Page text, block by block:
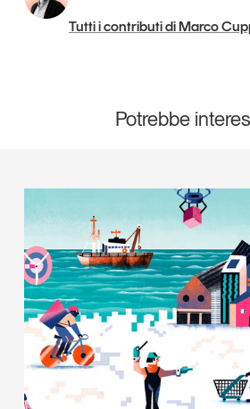
Tutti i contributi di Marco
Potrebbe